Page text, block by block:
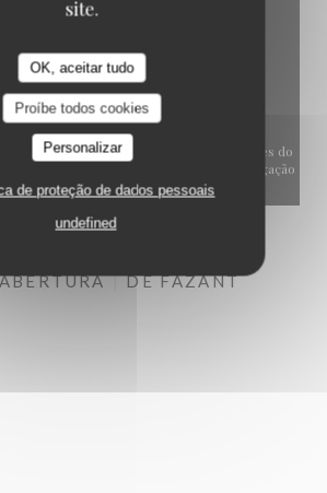
site.
OK, aceitar tudo
Proíbe todos cookies
Personalizar
de proteção de dados pessoais
undefined
do Waze, você deve aceitar os cookies do
cookies podem coletar dados de navegação
e localização.
Autorizar
DE FAZANT